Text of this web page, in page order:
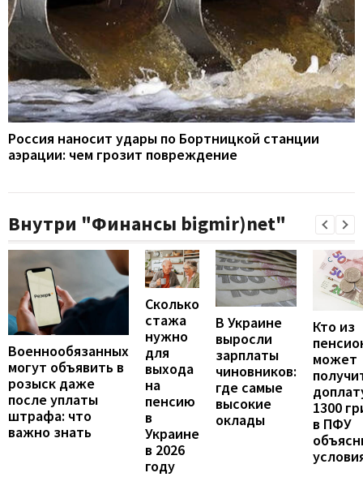
Россия наносит удары по Бортницкой станции
аэрации: чем грозит повреждение
Внутри "Финансы bigmir)net"
Военнообязанных
могут объявить в
розыск даже
после уплаты
штрафа: что
важно знать
Сколько
стажа
нужно
для
выхода
на
пенсию
в
Украине
в 2026
году
В Украине
выросли
зарплаты
чиновников:
где самые
высокие
оклады
Кто из
может
1300
в ПФУ